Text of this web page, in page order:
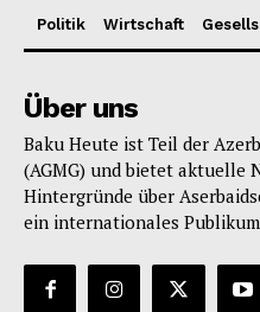
Politik Wirtschaft
Über uns
Baku Heute ist Teil der
(AGMG) und bietet aktuelle
Hintergründe über
ein internationales